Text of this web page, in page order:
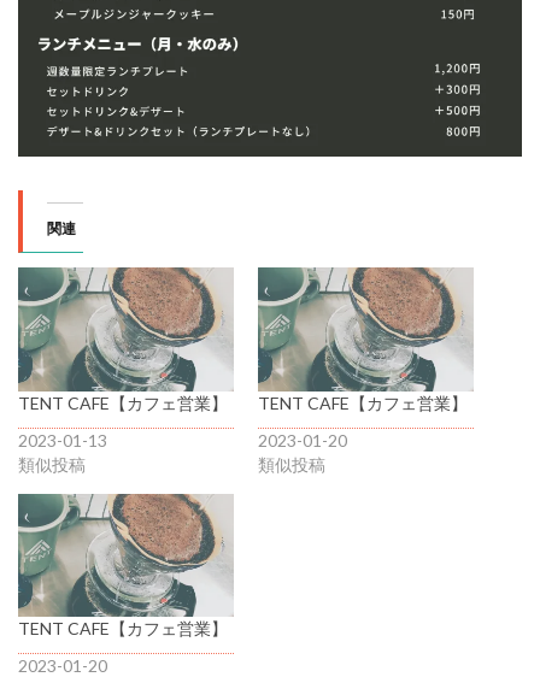
関連
TENT CAFE【カフェ営業】
2023-01-13
類似投稿
TENT CAFE【カフェ営業】
2023-01-20
類似投稿
TENT CAFE【カフェ営業】
2023-01-20